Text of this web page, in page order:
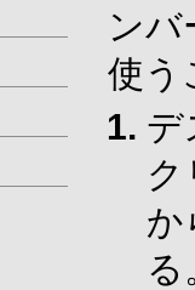
ンバ
使う
デ
ク
か
る